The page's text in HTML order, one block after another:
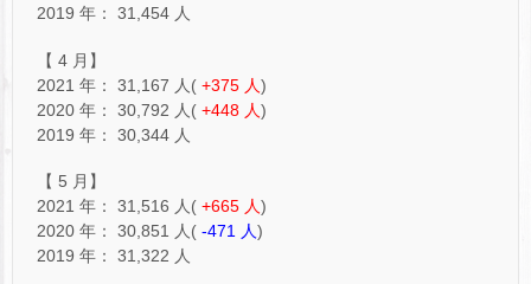
2019 年： 31,454 人
【 4 月】
2021 年： 31,167 人( +375 人)
2020 年： 30,792 人( +448 人)
2019 年： 30,344 人
【 5 月】
2021 年： 31,516 人( +665 人)
2020 年： 30,851 人( -471 人)
2019 年： 31,322 人